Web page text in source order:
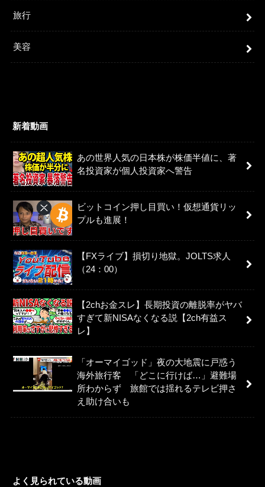
旅行
美容
新着動画
あの世界人気の日本株が株価半値に、著
名投資家が個人投資家へ警告
ビットコイン押し目買い！仮想通貨リッ
プルも進展！
【FXライブ】損切り地獄。JOLTS求人
（24：00）
【2chお金スレ】長期投資の離脱率がヤバ
すぎて新NISAなくなる説【2ch有益ス
レ】
「オーマイゴッド」夜の大地震に戸惑う
海外旅行客 「どこに行けば…」避難場
所わからず 旅館では揺れるテレビ押さ
え助け合いも
よく見られている動画